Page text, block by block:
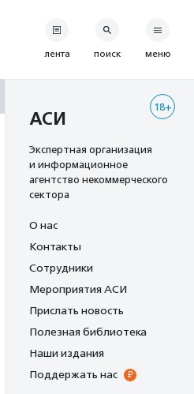
лента поиск меню
18+
АСИ
Экспертная организация
и информационное
агентство некоммерческого
сектора
О нас
Контакты
Сотрудники
Мероприятия АСИ
Прислать новость
Полезная библиотека
Наши издания
Поддержать нас